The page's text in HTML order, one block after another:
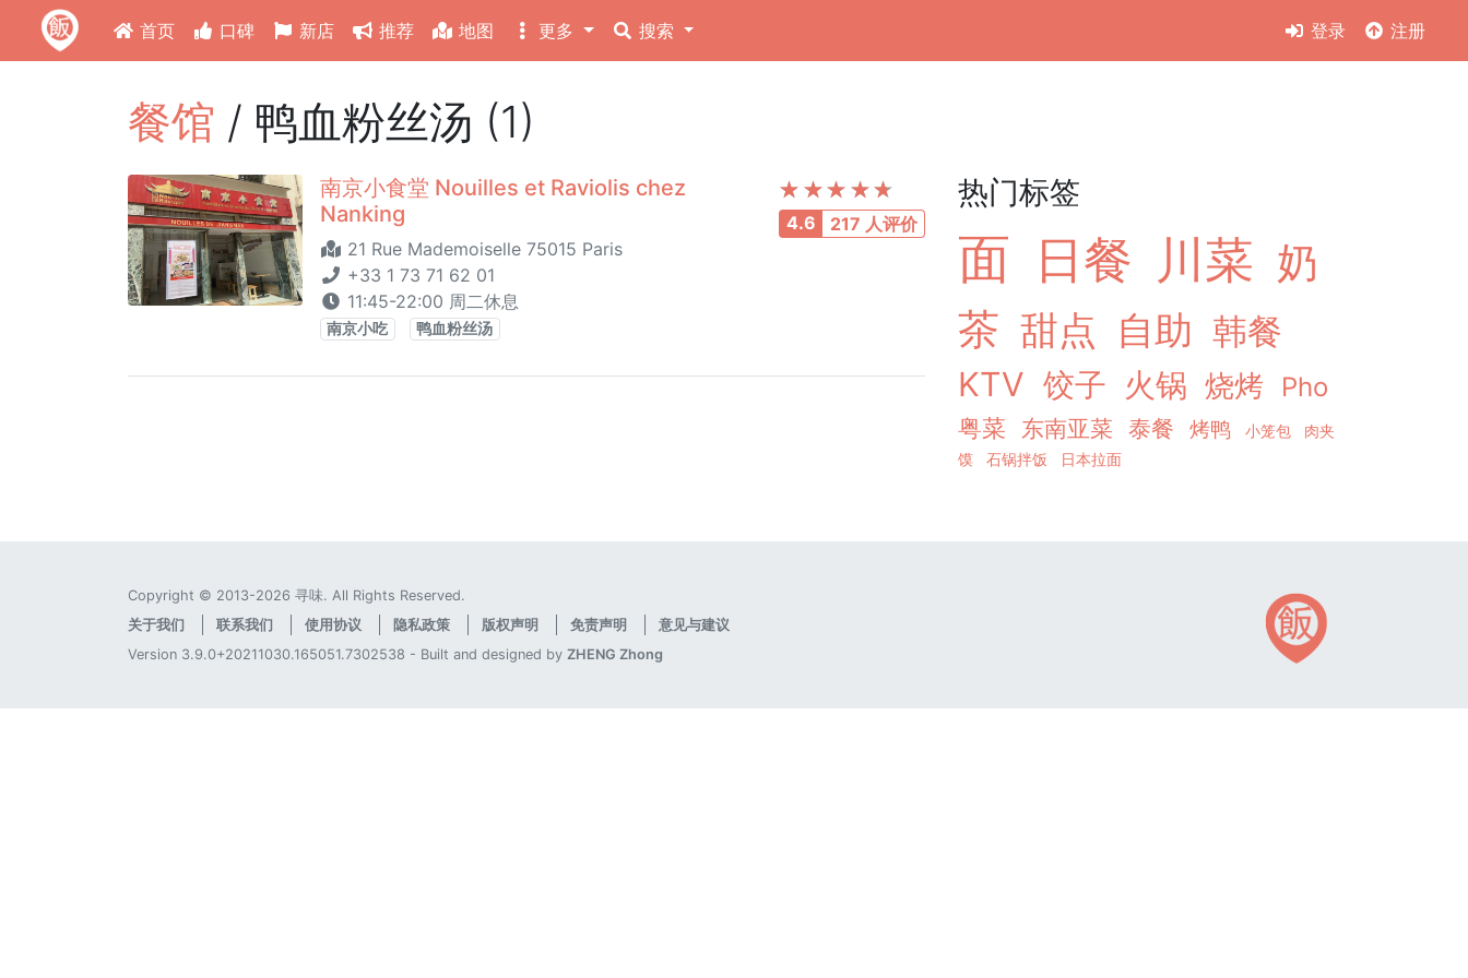
首页 口碑 新店 推荐 地图 更多 搜索 登录 注册
餐馆 / 鸭血粉丝汤 (1)
4.6 217 人评价
南京小食堂 Nouilles et Raviolis chez
Nanking
21 Rue Mademoiselle 75015 Paris
+33 1 73 71 62 01
11:45-22:00 周二休息
南京小吃 鸭血粉丝汤
热门标签
面 日餐 川菜 奶
茶 甜点 自助 韩餐
KTV 饺子 火锅 烧烤 Pho
粤菜 东南亚菜 泰餐 烤鸭 小笼包
肉夹
馍
石锅拌饭 日本拉面
Copyright © 2013-2026 寻味. All Rights Reserved.
关于我们
联系我们 使用协议 隐私政策 版权声明 免责声明
意见与建议
Version 3.9.0+20211030.165051.7302538 - Built and designed by ZHENG Zhong